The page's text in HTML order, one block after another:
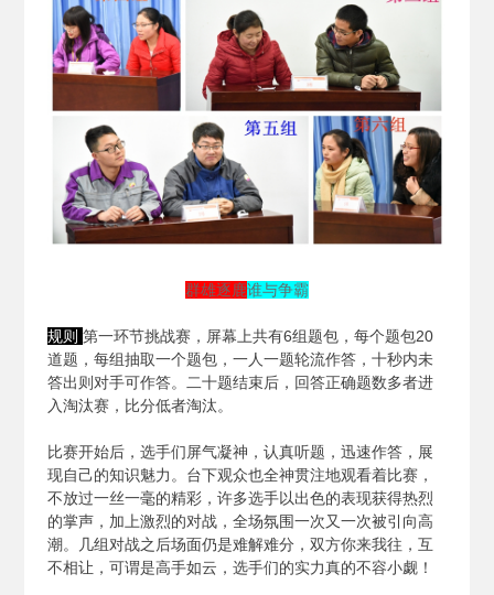
群雄逐鹿谁与争霸
规则 第一环节挑战赛，屏幕上共有6组题包，每个题包20
道题，每组抽取一个题包，一人一题轮流作答，十秒内未
答出则对手可作答。二十题结束后，回答正确题数多者进
入淘汰赛，比分低者淘汰。
比赛开始后，选手们屏气凝神，认真听题，迅速作答，展
现自己的知识魅力。台下观众也全神贯注地观看着比赛，
不放过一丝一毫的精彩，许多选手以出色的表现获得热烈
的掌声，加上激烈的对战，全场氛围一次又一次被引向高
潮。几组对战之后场面仍是难解难分，双方你来我往，互
不相让，可谓是高手如云，选手们的实力真的不容小觑！